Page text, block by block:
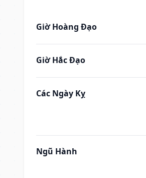
Giờ Hoàng Đạo
Giờ Hắc Đạo
Các Ngày Kỵ
Ngũ Hành